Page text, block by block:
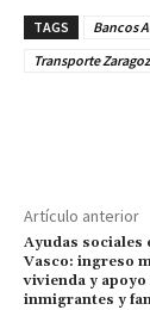
TAGS Bancos
Transporte
Artículo anterior
Ayudas sociales
Vasco: ingreso
vivienda y
inmigrantes y